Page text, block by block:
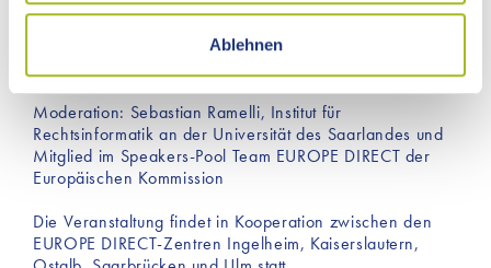
Wir verwenden selbst nur Cookies, die wir für die
Funktionalität unserer Website benötigen. Durch den
Einsatz dieser Cookies werden aktiv keine Daten an
Dritte weitergegeben. Jedoch sind auf unserer Website
Inhalte von Drittanbietern eingebunden, die
möglicherweise Cookies für Marketingzwecke
verwenden. Welche Cookies im Einzelnen zur
Anwendung kommen, finden Sie unter dem Reiter
„Details“ und in unserer Datenschutzerklärung ».
Ablehnen
Dr. Alina Gales, Leitung Stabsstelle Diversity & Inclusion,
Technische Universität München
Moderation: Sebastian Ramelli, Institut für
Rechtsinformatik an der Universität des Saarlandes und
Mitglied im Speakers-Pool Team EUROPE DIRECT der
Europäischen Kommission
Die Veranstaltung findet in Kooperation zwischen den
EUROPE DIRECT-Zentren Ingelheim, Kaiserslautern,